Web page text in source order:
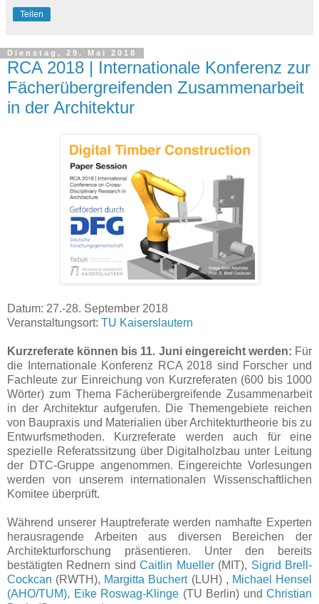
Teilen
Dienstag, 29. Mai 2018
RCA 2018 | Internationale Konferenz zur
Fächerübergreifenden Zusammenarbeit
in der Architektur
Datum: 27.-28. September 2018
Veranstaltungsort: TU Kaiserslautern
Kurzreferate können bis 11. Juni eingereicht werden: Für
die Internationale Konferenz RCA 2018 sind Forscher und
Fachleute zur Einreichung von Kurzreferaten (600 bis 1000
Wörter) zum Thema Fächerübergreifende Zusammenarbeit
in der Architektur aufgerufen. Die Themengebiete reichen
von Baupraxis und Materialien über Architekturtheorie bis zu
Entwurfsmethoden. Kurzreferate werden auch für eine
spezielle Referatssitzung über Digitalholzbau unter Leitung
der DTC-Gruppe angenommen. Eingereichte Vorlesungen
werden von unserem internationalen Wissenschaftlichen
Komitee überprüft.
Während unserer Hauptreferate werden namhafte Experten
herausragende Arbeiten aus diversen Bereichen der
Architekturforschung präsentieren. Unter den bereits
bestätigten Rednern sindCaitlin Mueller(MIT), Sigrid Brell-
Cockcan (RWTH), Margitta Buchert(LUH) , Michael Hensel
(AHO/TUM), Eike Roswag-Klinge (TU Berlin) und Christian